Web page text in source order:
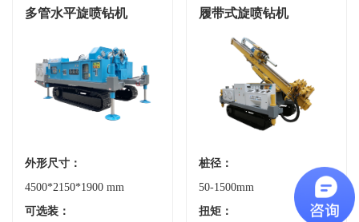
多管水平旋喷钻机
外形尺寸：
4500*2150*1900 mm
可选装：
履带式旋喷钻机
桩径：
50-1500mm
扭矩：